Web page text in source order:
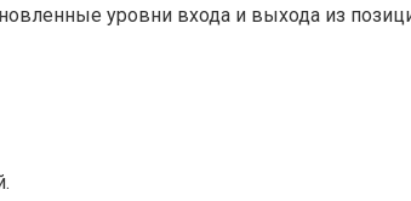
уровни входа и выхода из